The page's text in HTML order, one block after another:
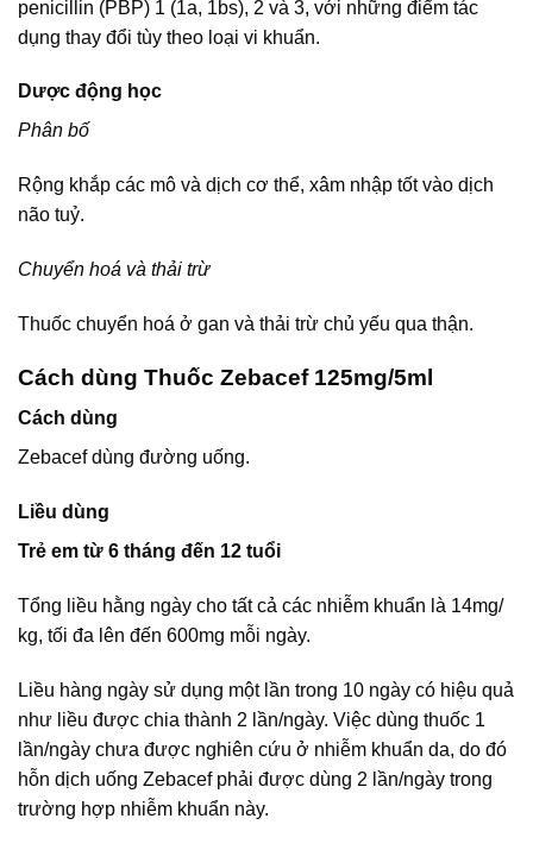
penicillin (PBP) 1 (1a, 1bs), 2 và 3, với những điểm tác
dụng thay đổi tùy theo loại vi khuẩn.
Dược động học
Phân bố
Rộng khắp các mô và dịch cơ thể, xâm nhập tốt vào dịch
não tuỷ.
Chuyển hoá và thải trừ
Thuốc chuyển hoá ở gan và thải trừ chủ yếu qua thận.
Cách dùng Thuốc Zebacef 125mg/5ml
Cách dùng
Zebacef dùng đường uống.
Liều dùng
Trẻ em từ 6 tháng đến 12 tuổi
Tổng liều hằng ngày cho tất cả các nhiễm khuẩn là 14mg/
kg, tối đa lên đến 600mg mỗi ngày.
Liều hàng ngày sử dụng một lần trong 10 ngày có hiệu quả
như liều được chia thành 2 lần/ngày. Việc dùng thuốc 1
lần/ngày chưa được nghiên cứu ở nhiễm khuẩn da, do đó
hỗn dịch uống Zebacef phải được dùng 2 lần/ngày trong
trường hợp nhiễm khuẩn này.